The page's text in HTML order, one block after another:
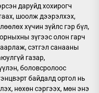
даруйд хохирогч
шоолж дээрэлхэх,
хүчин зүйлс гэр бүл,
зүгээс олон гарч
сэтгэл санааны
газар,
боловсролоос
байдалд ортол нь
нөхөн сэргээх, мөн энэ